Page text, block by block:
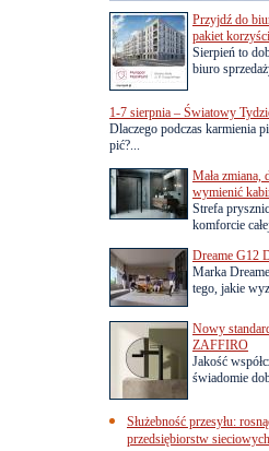
Przyjdź do
pakiet
Sierpień to
biuro
1-7 sierpnia – Światowy
Dlaczego podczas karmienia
pić?...
Mała
wymienić
Strefa
komforcie
Dreame G12
Marka
tego, jakie
Nowy
ZAFFIRO
Jakość
świadomie
Służebność przesyłu:
przedsiębiorstw